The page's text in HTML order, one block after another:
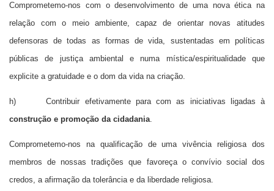
Comprometemo-nos com o desenvolvimento de uma nova ética na
relação com o meio ambiente, capaz de orientar novas atitudes
defensoras de todas as formas de vida, sustentadas em políticas
públicas de justiça ambiental e numa mística/espiritualidade que
explicite a gratuidade e o dom da vida na criação.
h) Contribuir efetivamente para com as iniciativas ligadas à
construção e promoção da cidadania.
Comprometemo-nos na qualificação de uma vivência religiosa dos
membros de nossas tradições que favoreça o convívio social dos
credos, a afirmação da tolerância e da liberdade religiosa.